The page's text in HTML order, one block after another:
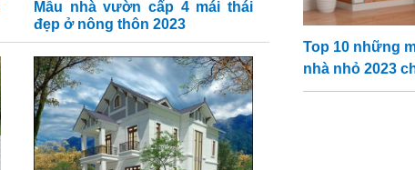
Mẫu nhà vườn cấp 4 mái thái
đẹp ở nông thôn 2023
Top 10 những
nhà nhỏ 2023